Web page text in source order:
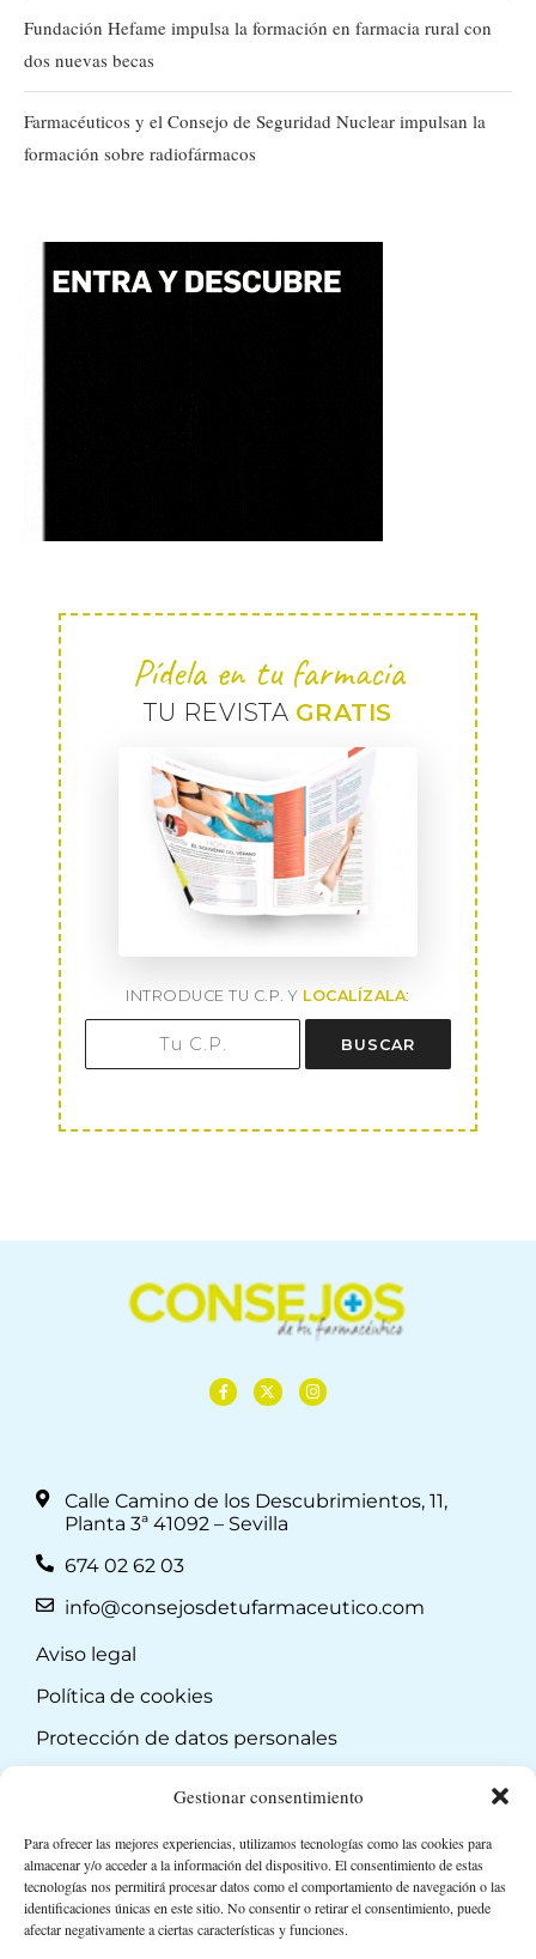
Gestionar consentimiento
Para ofrecer las mejores experiencias, utilizamos tecnologías como las cookies para
almacenar y/o acceder a la información del dispositivo. El consentimiento de estas
tecnologías nos permitirá procesar datos como el comportamiento de navegación o las
identificaciones únicas en este sitio. No consentir o retirar el consentimiento, puede
afectar negativamente a ciertas características y funciones.
Fundación Hefame impulsa la formación en farmacia rural con
dos nuevas becas
Farmacéuticos y el Consejo de Seguridad Nuclear impulsan la
formación sobre radiofármacos
Pídela en tu farmacia
TU REVISTA GRATIS
INTRODUCE TU C.P. Y LOCALÍZALA:
BUSCAR
Calle Camino de los Descubrimientos, 11,
Planta 3ª 41092 – Sevilla
674 02 62 03
info@consejosdetufarmaceutico.com
Aviso legal
Política de cookies
Protección de datos personales